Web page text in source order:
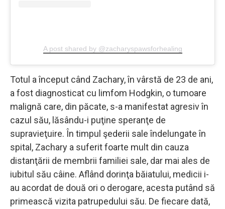
A post shared by @zacharyspawsforhealing
Totul a început când Zachary, în vârstă de 23 de ani,
a fost diagnosticat cu limfom Hodgkin, o tumoare
malignă care, din păcate, s-a manifestat agresiv în
cazul său, lăsându-i puţine speranţe de
supravieţuire. În timpul şederii sale îndelungate în
spital, Zachary a suferit foarte mult din cauza
distanţării de membrii familiei sale, dar mai ales de
iubitul său câine. Aflând dorinţa băiatului, medicii i-
au acordat de două ori o derogare, acesta putând să
primească vizita patrupedului său. De fiecare dată,